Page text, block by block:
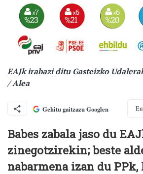
EAJk irabazi ditu Gasteizko
/ Alea
Gehitu gaitzazu Googlen
Babes zabala jaso du
zinegotzirekin; beste
nabarmena izan du PPk,